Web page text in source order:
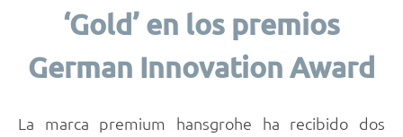
‘Gold’ en los premios
German Innovation Award
La marca premium hansgrohe ha recibido dos